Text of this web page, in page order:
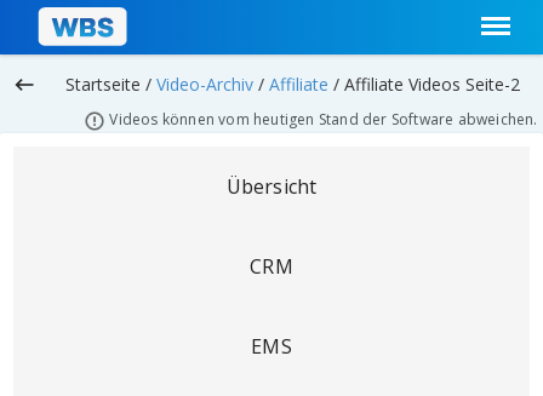
keyboard_backspace Startseite /Video-Archiv / Affiliate / Affiliate Videos Seite-2
Videos können vom heutigen Stand der Software abweichen.
Übersicht
CRM
EMS